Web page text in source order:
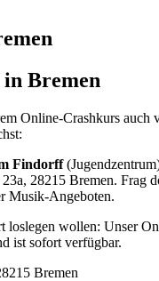
Bremen
Online-Crashkurs auch
Findorff
28215 Bremen. Frag
Musik-Angeboten.
loslegen wollen: Unser
ist sofort verfügbar.
Bremen